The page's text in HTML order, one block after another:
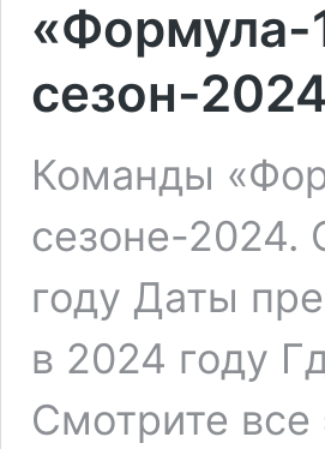
«Формула-
сезон-2024
Команды
сезоне-2024.
году Даты
в 2024 году
Смотрите все